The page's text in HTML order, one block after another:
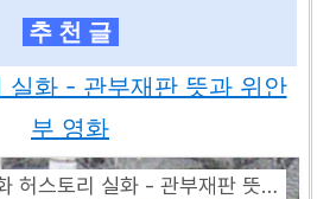
추 천 글
실화 - 관부재판 뜻과 위안
부 영화
영화 허스토리 실화 - 관부재판 뜻과 위안부 영화